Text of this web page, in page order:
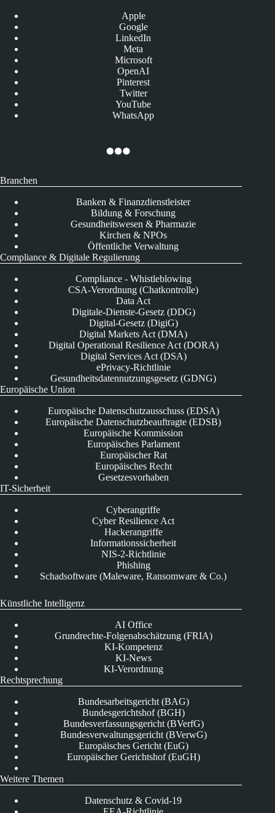
Apple
Google
LinkedIn
Meta
Microsoft
OpenAI
Pinterest
Twitter
YouTube
WhatsApp
Branchen
Banken & Finanzdienstleister
Bildung & Forschung
Gesundheitswesen & Pharmazie
Kirchen & NPOs
Öffentliche Verwaltung
Compliance & Digitale Regulierung
Compliance - Whistleblowing
CSA-Verordnung (Chatkontrolle)
Data Act
Digitale-Dienste-Gesetz (DDG)
Digital-Gesetz (DigiG)
Digital Markets Act (DMA)
Digital Operational Resilience Act (DORA)
Digital Services Act (DSA)
ePrivacy-Richtlinie
Gesundheitsdatennutzungsgesetz (GDNG)
Europäische Union
Europäische Datenschutzausschuss (EDSA)
Europäische Datenschutzbeauftragte (EDSB)
Europäische Kommission
Europäisches Parlament
Europäischer Rat
Europäisches Recht
Gesetzesvorhaben
IT-Sicherheit
Cyberangriffe
Cyber Resilience Act
Hackerangriffe
Informationssicherheit
NIS-2-Richtlinie
Phishing
Schadsoftware (Maleware, Ransomware & Co.)
Künstliche Intelligenz
AI Office
Grundrechte-Folgenabschätzung (FRIA)
KI-Kompetenz
KI-News
KI-Verordnung
Rechtsprechung
Bundesarbeitsgericht (BAG)
Bundesgerichtshof (BGH)
Bundesverfassungsgericht (BVerfG)
Bundesverwaltungsgericht (BVerwG)
Europäisches Gericht (EuG)
Europäischer Gerichtshof (EuGH)
Weitere Themen
Datenschutz & Covid-19